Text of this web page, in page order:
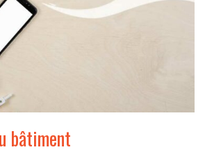
bâtiment